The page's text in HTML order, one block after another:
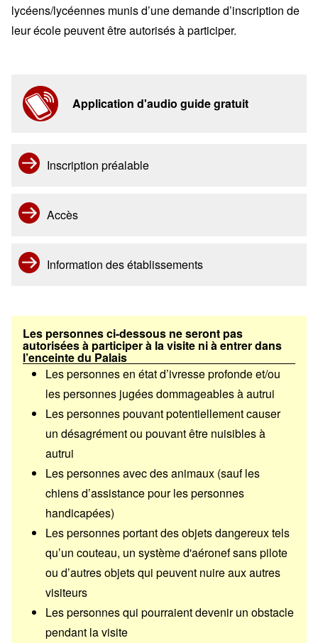
lycéens/lycéennes munis d’une demande d’inscription de
leur école peuvent être autorisés à participer.
Application d'audio guide gratuit
Inscription préalable
Accès
Information des établissements
Les personnes ci-dessous ne seront pas
autorisées à participer à la visite ni à entrer dans
l’enceinte du Palais
Les personnes en état d’ivresse profonde et/ou
les personnes jugées dommageables à autrui
Les personnes pouvant potentiellement causer
un désagrément ou pouvant être nuisibles à
autrui
Les personnes avec des animaux (sauf les
chiens d’assistance pour les personnes
handicapées)
Les personnes portant des objets dangereux tels
qu’un couteau, un système d'aéronef sans pilote
ou d’autres objets qui peuvent nuire aux autres
visiteurs
Les personnes qui pourraient devenir un obstacle
pendant la visite